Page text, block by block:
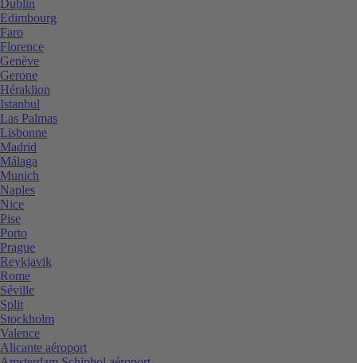
Dublin
Edimbourg
Faro
Florence
Genève
Gerone
Héraklion
Istanbul
Las Palmas
Lisbonne
Madrid
Málaga
Munich
Naples
Nice
Pise
Porto
Prague
Reykjavik
Rome
Séville
Split
Stockholm
Valence
Alicante aéroport